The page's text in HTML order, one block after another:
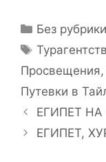
Без рубрики
Просвещения,
Путевки в
ЕГИПЕТ
ЕГИПЕТ,